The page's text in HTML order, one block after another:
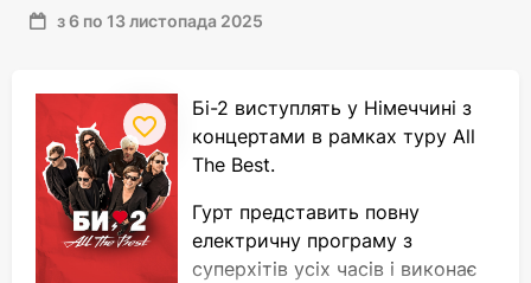
з 6 по 13 листопада 2025
Бі-2 виступлять у Німеччині з
концертами в рамках туру All
The Best.
Гурт представить повну
електричну програму з
суперхітів усіх часів і виконає